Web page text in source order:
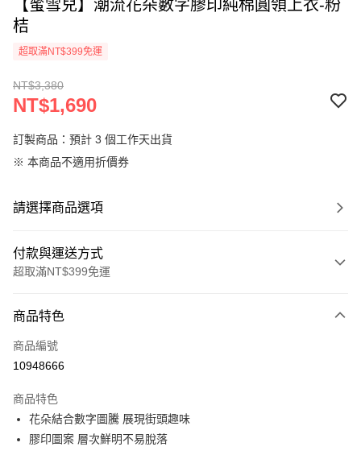
【蜜雪兒】潮流花朵數字膠印純棉圓領上衣-粉
桔
超取滿NT$399免運
NT$3,380
NT$1,690
訂製商品：預計 3 個工作天出貨
※ 本商品不適用折價券
請選擇商品選項
付款與運送方式
超取滿NT$399免運
信用卡一次付款
信用卡分期付款
合作金庫商業銀行
華南商業銀行
上海商業儲蓄銀行
LINE Pay
Apple Pay
商品特色
商品編號
10948666
商品特色
花朵結合數字圖騰 展現街頭趣味
膠印圖案 層次鮮明不易脫落